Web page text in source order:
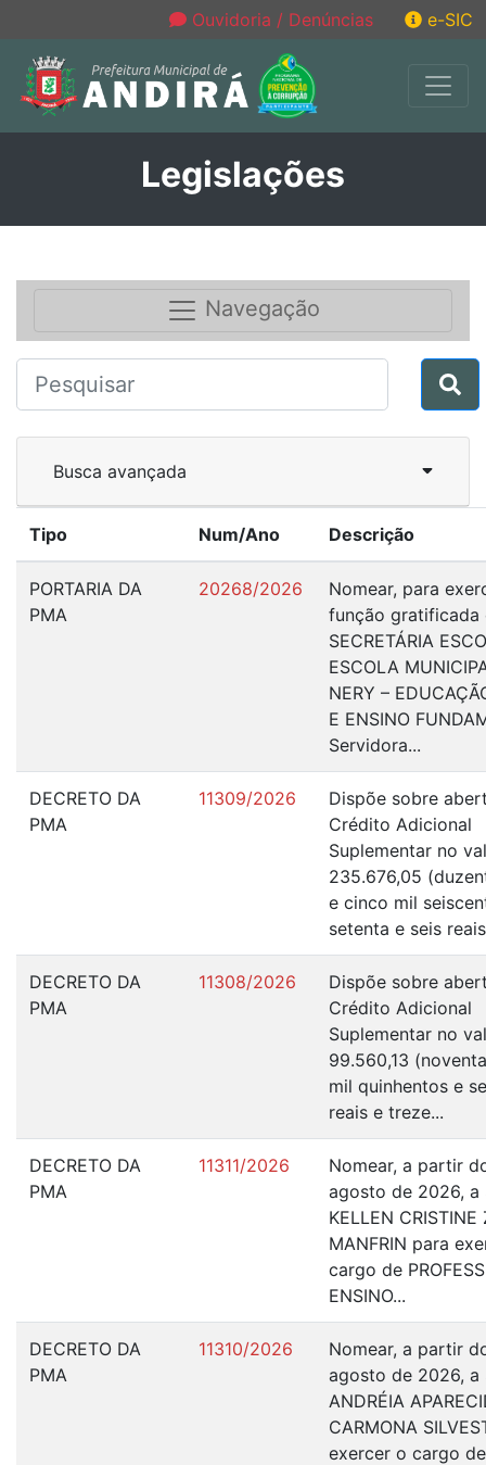
Ouvidoria / Denúncias e-SIC
Legislações
Navegação
Busca avançada
Tipo Num/Ano Descrição
PORTARIA DA
PMA
20268/2026
Nomear, para
função gratificada
SECRETÁRIA
ESCOLA
NERY –
E ENSINO
Servidora...
DECRETO DA
PMA
11309/2026
Dispõe sobre
Crédito Adicional
Suplementar no
235.676,05
e cinco mil
setenta e seis
DECRETO DA
PMA
11308/2026
Dispõe sobre
Crédito Adicional
Suplementar no
99.560,13
mil quinhentos e
reais e treze...
DECRETO DA
PMA
11311/2026
Nomear, a partir
agosto de 2026, a
KELLEN CRISTINE
MANFRIN para
cargo de
ENSINO...
DECRETO DA
PMA
11310/2026
Nomear, a partir
agosto de 2026, a
ANDRÉIA
CARMONA
exercer o cargo de